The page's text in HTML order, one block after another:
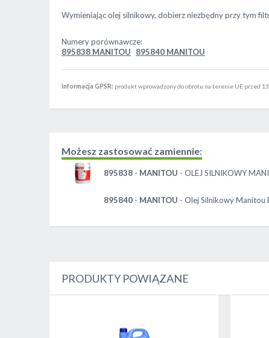
Wymieniając olej silnikowy, dobierz niezbędny przy tym
Numery porównawcze:
895838 MANITOU
895840 MANITOU
Informacja GPSR: produkt wprowadzony do obrotu na terenie UE przed
Możesz zastosować zamiennie:
895838 - MANITOU - OLEJ SILNIKOWY
895840 - MANITOU - Olej Silnikowy
PRODUKTY POWIĄZANE